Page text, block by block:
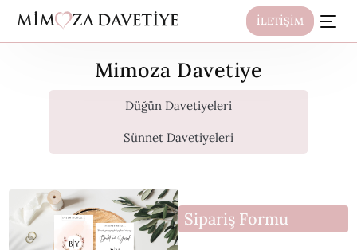
İLETİŞİM
Mimoza Davetiye
Düğün Davetiyeleri
Sünnet Davetiyeleri
Sipariş Formu